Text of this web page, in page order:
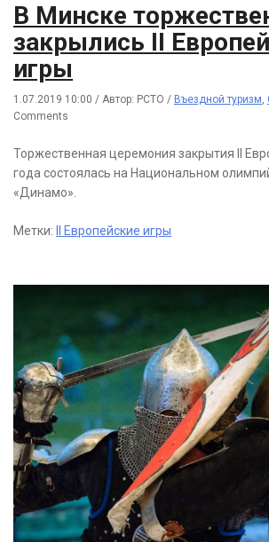
В Минске
закрылись II
игры
1.07.2019 10:00 / Автор: РСТО / Въездной туризм,
Comments
Торжественная церемония закрытия II
года состоялась на Национальном
«Динамо».
Метки: II Европейские игры